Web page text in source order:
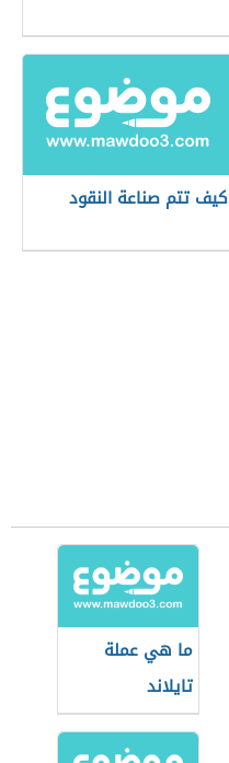
كيف تتم صناعة النقود
ما هي عملة
تايلاند